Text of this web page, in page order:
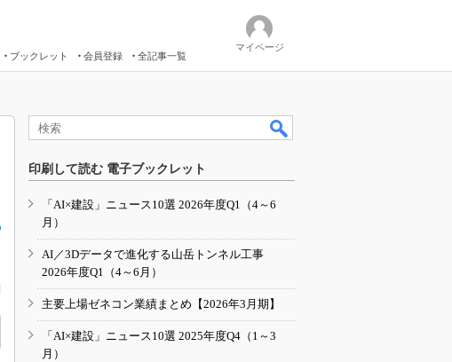
ブックレット 会員登録 全記事一覧
マイページ
印刷して読む 電子ブックレット
「AI×建設」ニュース10選 2026年度Q1（4～6
月）
AI／3Dデータで進化する山岳トンネル工事
2026年度Q1（4～6月）
主要上場ゼネコン業績まとめ【2026年3月期】
「AI×建設」ニュース10選 2025年度Q4（1～3
月）